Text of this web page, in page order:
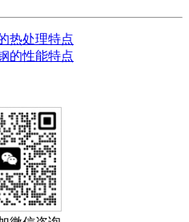
热处理特点
的性能特点